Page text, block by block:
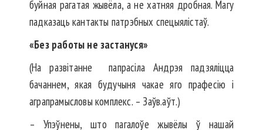
буйная рагатая жывёла, а не хатняя дробная. Магу
падказаць кантакты патрэбных спецыялістаў.
«Без работы не застануся»
(На развітанне папрасіла Андрэя падзяліцца
бачаннем, якая будучыня чакае яго прафесію і
аграпрамысловы комплекс. – Заўв.аўт.)
– Упэўнены, што пагалоўе жывёлы ў нашай